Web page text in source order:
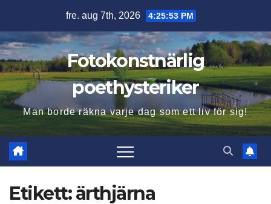
innehåll
fre. aug 7th, 2026 4:25:54 PM
Fotokonstnärlig
poethysteriker
Man borde räkna varje dag som ett liv för sig!
Etikett:ärthjärna